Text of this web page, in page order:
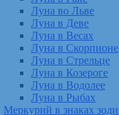
Луна во Льве
Луна в Деве
Луна в Весах
Луна в Скорпионе
Луна в Стрельце
Луна в Козероге
Луна в Водолее
Луна в Рыбах
Меркурий в знаках